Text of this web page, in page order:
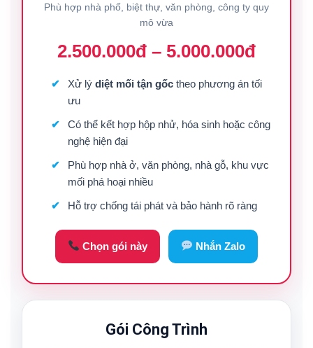
Phù hợp nhà phố, biệt thự, văn phòng, công ty quy
mô vừa
2.500.000đ – 5.000.000đ
Xử lý diệt mối tận gốctheo phương án tối
ưu
Có thể kết hợp hộp nhử, hóa sinh hoặc công
nghệ hiện đại
Phù hợp nhà ở, văn phòng, nhà gỗ, khu vực
mối phá hoại nhiều
Hỗ trợ chống tái phát và bảo hành rõ ràng
Chọn gói này Nhắn Zalo
Gói Công Trình